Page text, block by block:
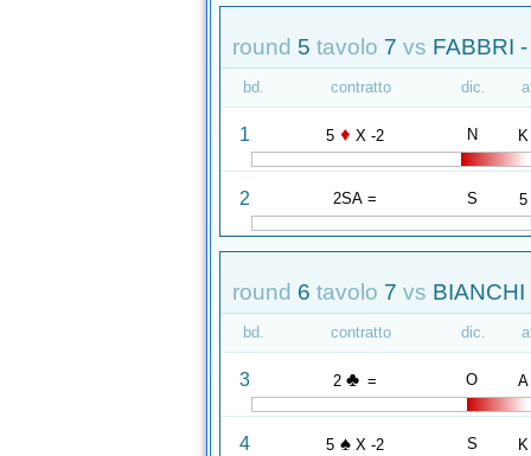
round 5 tavolo 7 vs FABBRI
bd. contratto dic.
1 5 ♦ X -2 N K
2 2SA = S 5
round 6 tavolo 7 vs
bd. contratto dic.
3 2 ♣ = O A
4 5 ♠ X -2 S K